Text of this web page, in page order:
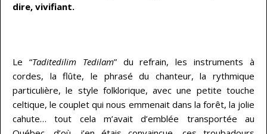
dire, vivifiant.
Le “Taditedilim Tedilam” du refrain, les instruments à
cordes, la flûte, le phrasé du chanteur, la rythmique
particulière, le style folklorique, avec une petite touche
celtique, le couplet qui nous emmenait dans la forêt, la jolie
cahute… tout cela m’avait d’emblée transportée au